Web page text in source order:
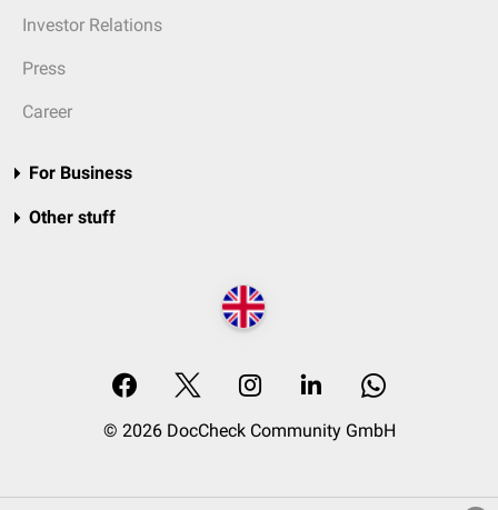
Investor Relations
Press
Career
For Business
Other stuff
© 2026 DocCheck Community GmbH